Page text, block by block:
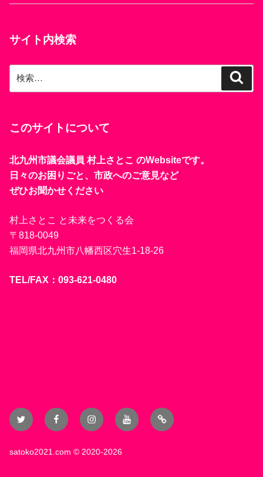
サイト内検索
検
このサイトについて
北九州市議会議員 村上さとこ のWebsiteです。
日々のお困りごと、市政へのご意見など
ぜひお聞かせください
村上さとこ と未来をつくる会
〒818-0049
福岡県北九州市八幡西区穴生1-18-26
TEL/FAX：093-621-0480
Twitter FacebookInstagramYouTubeBlog
satoko2021.com © 2020-2026